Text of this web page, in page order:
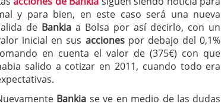
¿Por qué el Préstamo Promotor privado
12 de diciembre de 2025
aprovechar esta opción para gestionar tus
de 2025
es una decisión financiera: cómo anticiparte
y para bien, en este caso será una nueva
de Bankia a Bolsa por así decirlo, con un
inicial en sus accionespor debajo del 0,1%
en cuenta el valor de (375€) con que
salido a cotizar en 2011, cuando todo era
Bankia se ve en medio de las dudas